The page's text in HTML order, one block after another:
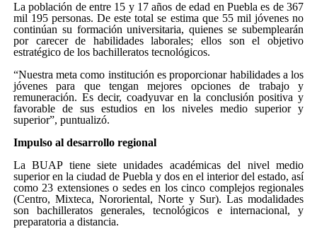
La población de entre 15 y 17 años de edad en Puebla es de 367
mil 195 personas. De este total se estima que 55 mil jóvenes no
continúan su formación universitaria, quienes se subemplearán
por carecer de habilidades laborales; ellos son el objetivo
estratégico de los bachilleratos tecnológicos.
“Nuestra meta como institución es proporcionar habilidades a los
jóvenes para que tengan mejores opciones de trabajo y
remuneración. Es decir, coadyuvar en la conclusión positiva y
favorable de sus estudios en los niveles medio superior y
superior”, puntualizó.
Impulso al desarrollo regional
La BUAP tiene siete unidades académicas del nivel medio
superior en la ciudad de Puebla y dos en el interior del estado, así
como 23 extensiones o sedes en los cinco complejos regionales
(Centro, Mixteca, Nororiental, Norte y Sur). Las modalidades
son bachilleratos generales, tecnológicos e internacional, y
preparatoria a distancia.